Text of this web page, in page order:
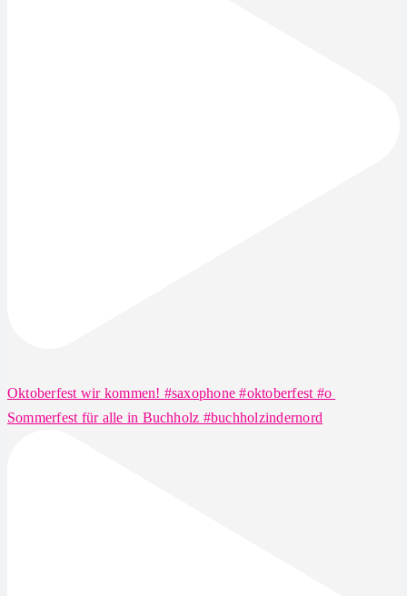
Oktoberfest wir kommen! #saxophone #oktoberfest #o
Sommerfest für alle in Buchholz #buchholzindernord